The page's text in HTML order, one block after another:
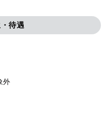
待遇
外